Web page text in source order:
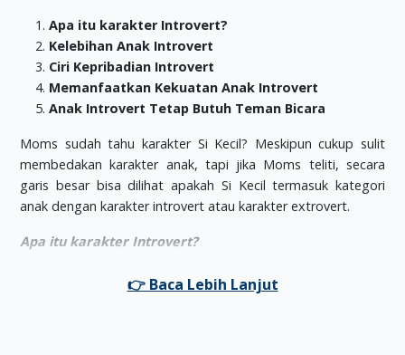
Apa itu karakter Introvert?
Kelebihan Anak Introvert
Ciri Kepribadian Introvert
Memanfaatkan Kekuatan Anak Introvert
Anak Introvert Tetap Butuh Teman Bicara
Moms sudah tahu karakter Si Kecil? Meskipun cukup sulit
membedakan karakter anak, tapi jika Moms teliti, secara
garis besar bisa dilihat apakah Si Kecil termasuk kategori
anak dengan karakter introvert atau karakter extrovert.
Apa itu karakter Introvert?
Introversion atau yang kita kenal dengan istilah introvert,
merupakan salah satu tipe kepribadian yang merujuk kepada